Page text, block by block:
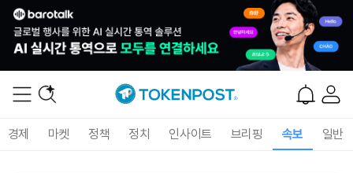
경제 마켓 정책 정치 인사이트 브리핑 속보 일반
Solana (SOL) ₩ 107,654(+1.27%)